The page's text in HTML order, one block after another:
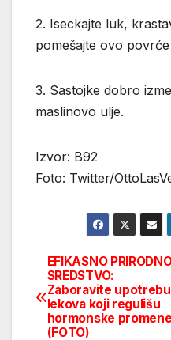
2. Iseckajte luk,
pomešajte ovo
3. Sastojke dobro
maslinovo ulje.
Izvor: B92
Foto: Twitter/
Post
navigation
EFIKASNO
SREDSTVO:
Zaboravite upotrebu
lekova koji regulišu
hormonske
(FOTO)